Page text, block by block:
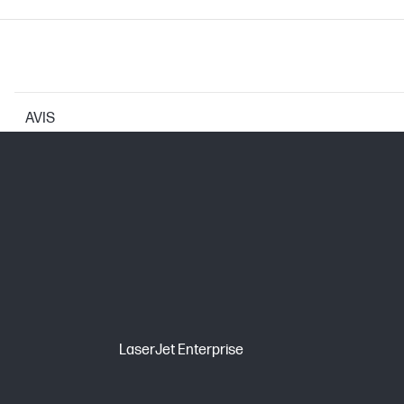
CARTOUCHES ET TÊTES D'IMPRESSION
AVIS
LaserJet Enterprise